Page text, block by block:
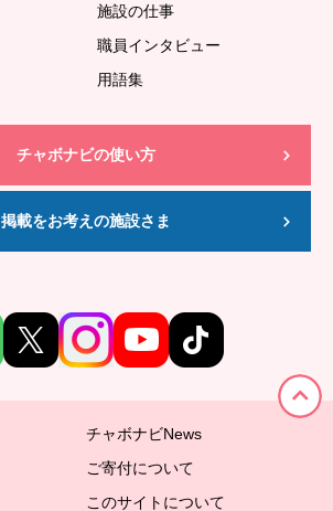
施設の仕事
職員インタビュー
用語集
チャボナビの使い方
掲載をお考えの施設さま
チャボナビNews
ご寄付について
このサイトについて